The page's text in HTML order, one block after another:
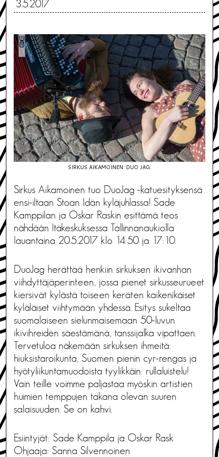
3.5.2017
SIRKUS AIKAMOINEN: DUO JAG.
Sirkus Aikamoinen tuo DuoJag -katuesityksensä
ensi-iltaan Stoan Idän kyläjuhlassa! Sade
Kamppilan ja Oskar Raskin esittämä teos
nähdään Itäkeskuksessa Tallinnanaukiolla
lauantaina 20.5.2017 klo 14:50 ja 17:10.
DuoJag herättää henkiin sirkuksen ikivanhan
viihdyttäjäperinteen, jossa pienet sirkusseurueet
kiersivät kylästä toiseen keräten kaikenikäiset
kyläläiset viihtymään yhdessä. Esitys sukeltaa
suomalaiseen sielunmaisemaan 50-luvun
ikivihreiden säestämänä, tanssijalka vipattaen.
Tervetuloa näkemään sirkuksen ihmeitä:
hiuksistaroikunta, Suomen pienin cyr-rengas ja
hyötyliikuntamuodoista tyylikkäin: rullaluistelu!
Vain teille voimme paljastaa myöskin artistien
huimien temppujen takana olevan suuren
salaisuuden. Se on kahvi.
Esiintyjät: Sade Kamppila ja Oskar Rask
Ohjaaja: Sanna Silvennoinen